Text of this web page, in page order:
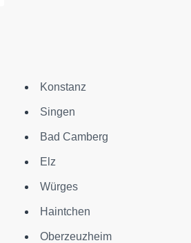
Konstanz
Singen
Bad Camberg
Elz
Würges
Haintchen
Oberzeuzheim